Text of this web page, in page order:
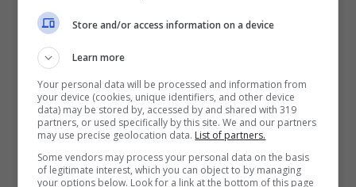
elementi concreti, non semplici ambizioni.
MFE non riguarda soltanto il perimetro
geografico del gruppo, ma anche la
capacità di costruire un modello di
sviluppo sostenibile nel tempo, capace di
Store and/or access information on a device
Learn more
Your personal data will be processed and information from
your device (cookies, unique identifiers, and other device
data) may be stored by, accessed by and shared with 319
partners, or used specifically by this site. We and our partners
may use precise geolocation data. List of partners.
Some vendors may process your personal data on the basis
of legitimate interest, which you can object to by managing
your options below. Look for a link at the bottom of this page